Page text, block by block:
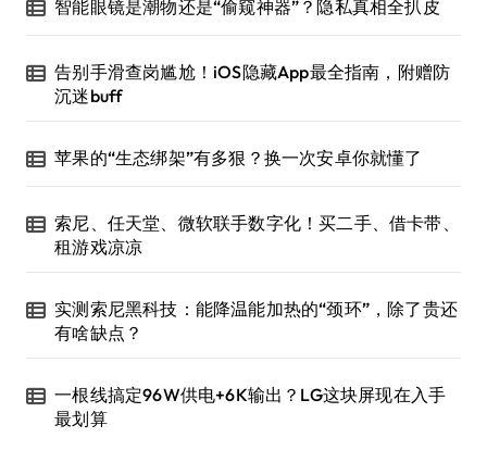
智能眼镜是潮物还是“偷窥神器”？隐私真相全扒皮
告别手滑查岗尴尬！iOS隐藏App最全指南，附赠防
沉迷buff
苹果的“生态绑架”有多狠？换一次安卓你就懂了
索尼、任天堂、微软联手数字化！买二手、借卡带、
租游戏凉凉
实测索尼黑科技：能降温能加热的“颈环”，除了贵还
有啥缺点？
一根线搞定96W供电+6K输出？LG这块屏现在入手
最划算